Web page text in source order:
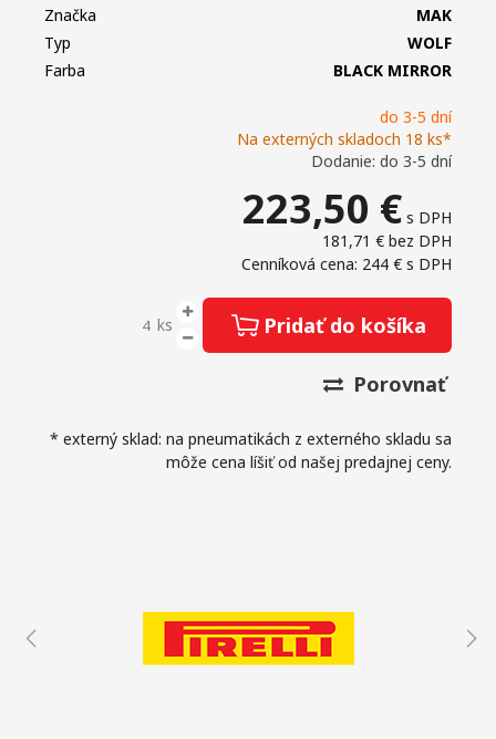
do 3-5 dní
Na externých skladoch 18 ks*
Dodanie: do 3-5 dní
223,50 € s DPH
181,71 € bez DPH
Cenníková cena: 244 € s DPH
ks Pridať do košíka
Porovnať
* externý sklad: na pneumatikách z externého skladu sa
môže cena líšiť od našej predajnej ceny.
Značka
MAK
Typ
WOLF
Farba
BLACK MIRROR